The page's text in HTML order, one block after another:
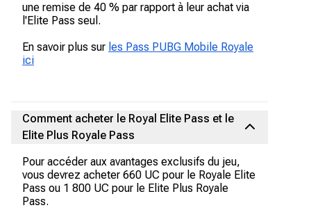
une remise de 40 % par rapport à leur achat via
l'Elite Pass seul.
En savoir plus sur les Pass PUBG Mobile Royale
ici
Comment acheter le Royal Elite Pass et le
Elite Plus Royale Pass
Pour accéder aux avantages exclusifs du jeu,
vous devrez acheter 660 UC pour le Royale Elite
Pass ou 1 800 UC pour le Elite Plus Royale
Pass.